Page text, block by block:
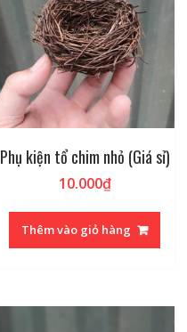
Phụ kiện tổ chim nhỏ (Giá sỉ)
10.000₫
Thêm vào giỏ hàng